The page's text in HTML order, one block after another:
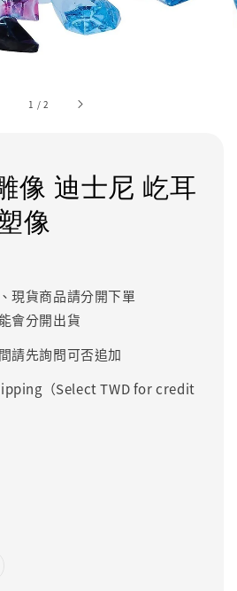
1 /2
像 迪士尼 屹耳
像
現貨商品請分開下單
會分開出貨
請先詢問可否追加
（Select TWD for credit